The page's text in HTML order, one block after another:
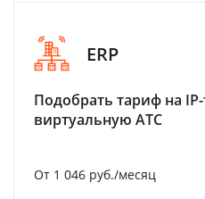
ERP
Подобрать тариф на
виртуальную АТС
От 1 046 руб./месяц